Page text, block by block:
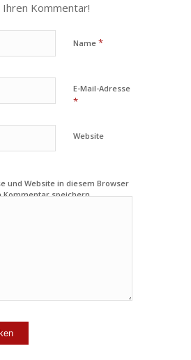
Kommentar!
Name *
E-Mail-Adresse
*
Website
und Website in diesem Browser
Kommentar speichern.